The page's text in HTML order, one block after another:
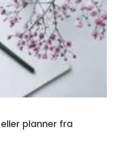
planner fra